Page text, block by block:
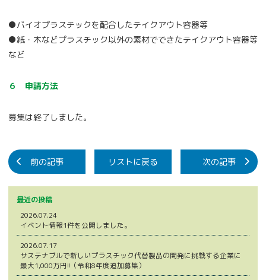
●バイオプラスチックを配合したテイクアウト容器等
●紙・木などプラスチック以外の素材でできたテイクアウト容器等
など
６ 申請方法
募集は終了しました。
前の記事 リストに戻る 次の記事
最近の投稿
2026.07.24
イベント情報1件を公開しました。
2026.07.17
サステナブルで新しいプラスチック代替製品の開発に挑戦する企業に
最大1,000万円!!（令和8年度追加募集）